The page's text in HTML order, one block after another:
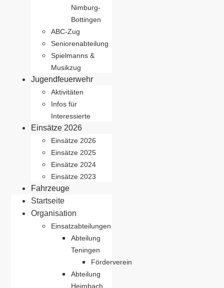
Nimburg-
Bottingen
ABC-Zug
Seniorenabteilung
Spielmanns &
Musikzug
Jugendfeuerwehr
Aktivitäten
Infos für
Interessierte
Einsätze 2026
Einsätze 2026
Einsätze 2025
Einsätze 2024
Einsätze 2023
Fahrzeuge
Startseite
Organisation
Einsatzabteilungen
Abteilung
Teningen
Förderverein
Abteilung
Heimbach